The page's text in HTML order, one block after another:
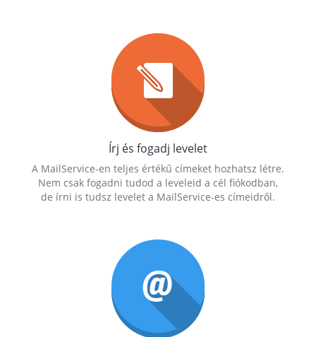
Írj és fogadj levelet
A MailService-en teljes értékű címeket hozhatsz létre.
Nem csak fogadni tudod a leveleid a cél fiókodban,
de írni is tudsz levelet a MailService-es címeidről.